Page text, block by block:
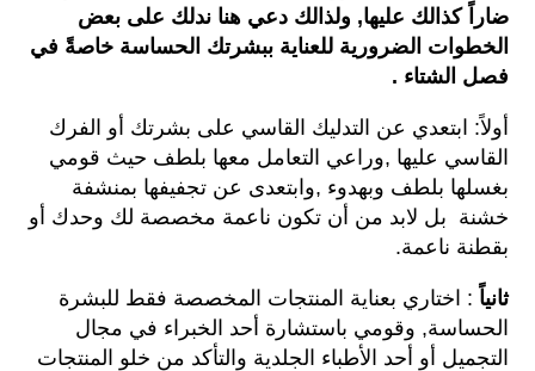
ضاراً كذالك عليها, ولذالك دعي هنا ندلك على بعض
الخطوات الضرورية للعناية ببشرتك الحساسة خاصةً في
فصل الشتاء .
أولاً: ابتعدي عن التدليك القاسي على بشرتك أو الفرك
القاسي عليها ,وراعي التعامل معها بلطف حيث قومي
بغسلها بلطف وبهدوء ,وابتعدى عن تجفيفها بمنشفة
خشنة بل لابد من أن تكون ناعمة مخصصة لك وحدك أو
بقطنة ناعمة.
ثانياً : اختاري بعناية المنتجات المخصصة فقط للبشرة
الحساسة, وقومي باستشارة أحد الخبراء في مجال
التجميل أو أحد الأطباء الجلدية والتأكد من خلو المنتجات